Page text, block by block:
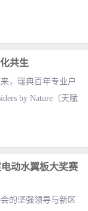
共生
，瑞典百年专业户
by Nature（天赋
动水翼板大奖赛
的坚强领导与新区